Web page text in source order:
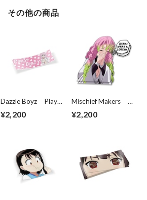
その他の商品
Dazzle Boyz Play
Dirty Lala
¥2,200
Mischief Makers
What a loser!
(removable speech
¥2,200